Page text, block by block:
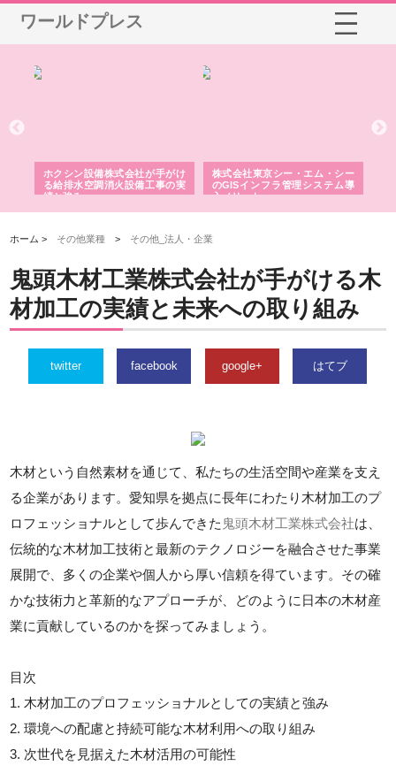
ワールドプレス
ホクシン設備株式会社が手がけ
る給排水空調消火設備工事の実
績と強み
株式会社東京シー・エム・シー
のGISインフラ管理システム導
入メリット
ホーム > その他業種 > その他_法人・企業
鬼頭木材工業株式会社が手がける木
材加工の実績と未来への取り組み
twitter facebook google+ はてブ
木材という自然素材を通じて、私たちの生活空間や産業を支え
る企業があります。愛知県を拠点に長年にわたり木材加工のプ
ロフェッショナルとして歩んできた 鬼頭木材工業株式会社は、
伝統的な木材加工技術と最新のテクノロジーを融合させた事業
展開で、多くの企業や個人から厚い信頼を得ています。その確
かな技術力と革新的なアプローチが、どのように日本の木材産
業に貢献しているのかを探ってみましょう。
目次
1. 木材加工のプロフェッショナルとしての実績と強み
2. 環境への配慮と持続可能な木材利用への取り組み
3. 次世代を見据えた木材活用の可能性